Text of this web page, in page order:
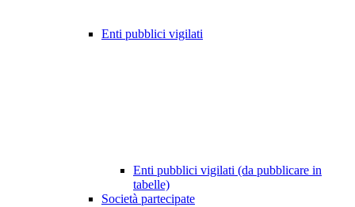
Enti pubblici vigilati
Enti pubblici vigilati (da pubblicare in
tabelle)
Società partecipate